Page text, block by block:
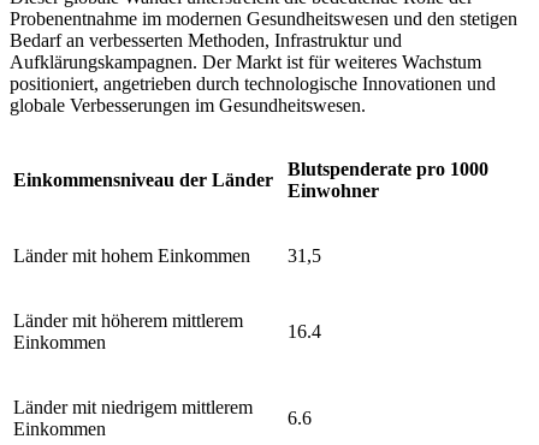
Probenentnahme im modernen Gesundheitswesen und den stetigen
Bedarf an verbesserten Methoden, Infrastruktur und
Aufklärungskampagnen. Der Markt ist für weiteres Wachstum
positioniert, angetrieben durch technologische Innovationen und
globale Verbesserungen im Gesundheitswesen.
Einkommensniveau der Länder
Blutspenderate pro 1000
Einwohner
Länder mit hohem Einkommen 31,5
Länder mit höherem mittlerem
Einkommen
16.4
Länder mit niedrigem mittlerem
Einkommen
6.6